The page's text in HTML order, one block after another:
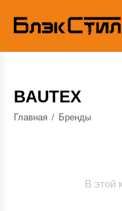
BAUTEX
Главная / Бренды
В этой